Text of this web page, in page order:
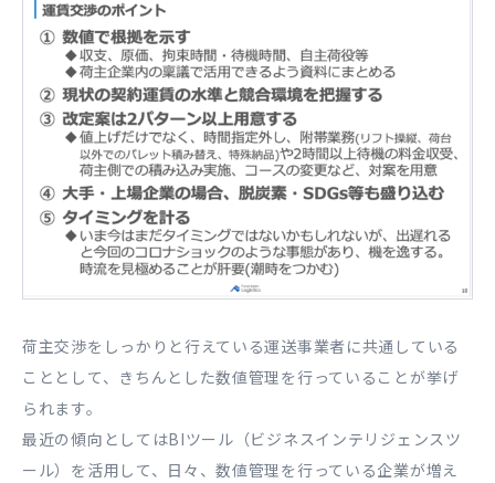
荷主交渉をしっかりと行えている運送事業者に共通している
こととして、きちんとした数値管理を行っていることが挙げ
られます。
最近の傾向としてはBIツール（ビジネスインテリジェンスツ
ール）を活用して、日々、数値管理を行っている企業が増え